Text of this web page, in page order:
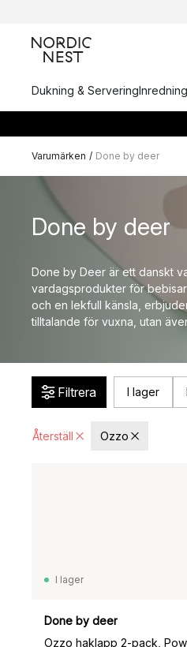
Dukning & ServeringInredning
Varumärken / Done by deer
Done by deer
Done by Deer är ett danskt
vardagsprodukter för
och en lekfull känsla,
tilltalande för vuxna, utan
Filtrera I lager
Återställ Ozzo
I lager
Done by deer
Ozzo haklapp 2-pack,